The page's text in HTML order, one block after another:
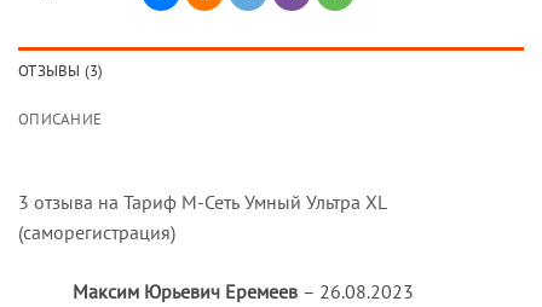
ОТЗЫВЫ (3)
ОПИСАНИЕ
3 отзыва на Тариф М-Сеть Умный Ультра XL
(саморегистрация)
Максим Юрьевич Еремеев – 26.08.2023